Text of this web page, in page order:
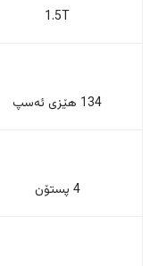
1.5T
134 هێزی ئەسپ
4 پستۆن